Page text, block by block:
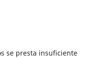
se presta insuficiente